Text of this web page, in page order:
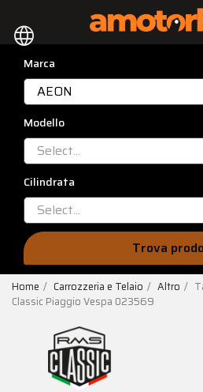
language
Marca
AEON
Modello
Select...
Cilindrata
Select...
Trova
Home Carrozzeria e Telaio Altro
Classic Piaggio Vespa 023569